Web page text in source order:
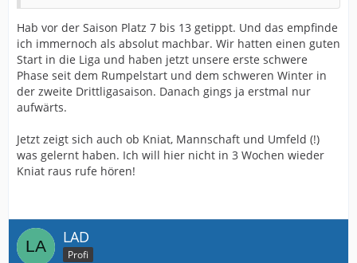
Hab vor der Saison Platz 7 bis 13 getippt. Und das empfinde
ich immernoch als absolut machbar. Wir hatten einen guten
Start in die Liga und haben jetzt unsere erste schwere
Phase seit dem Rumpelstart und dem schweren Winter in
der zweite Drittligasaison. Danach gings ja erstmal nur
aufwärts.
Jetzt zeigt sich auch ob Kniat, Mannschaft und Umfeld (!)
was gelernt haben. Ich will hier nicht in 3 Wochen wieder
Kniat raus rufe hören!
LAD
Profi